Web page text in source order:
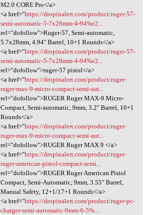
M2.0 CORE Pro</a>
<a href="https://dropinalert.com/product/ruger-57-
semi-automatic-5-7x28mm-4-94%e2...
rel="dofollow">Ruger-57, Semi-automatic,
5.7x28mm, 4.94″ Barrel, 10+1 Rounds</a>
<a href="https://dropinalert.com/product/ruger-57-
semi-automatic-5-7x28mm-4-94%e2...
rel="dofollow">ruger-57 pistol</a>
<a href="https://dropinalert.com/product/ruger-
ruger-max-9-micro-compact-semi-aut...
rel="dofollow">RUGER Ruger MAX-9 Micro-
Compact, Semi-automatic, 9mm, 3.2″ Barrel, 10+1
Rounds</a>
<a href="https://dropinalert.com/product/ruger-
ruger-max-9-micro-compact-semi-aut...
rel="dofollow">RUGER Ruger MAX 9 </a>
<a href="https://dropinalert.com/product/ruger-
ruger-american-pistol-compact-semi...
rel="dofollow">RUGER Ruger American Pistol
Compact, Semi-Automatic, 9mm, 3.55″ Barrel,
Manual Safety, 12+1/17+1 Rounds</a>
<a href="https://dropinalert.com/product/ruger-pc-
charger-semi-automatic-9mm-6-5%...